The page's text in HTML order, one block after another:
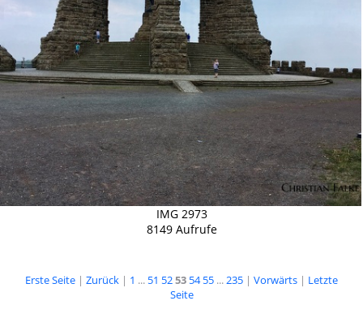
IMG 2973
8149 Aufrufe
Erste Seite | Zurück | 1 ... 51 5253 54 55 ...235 | Vorwärts | Letzte
Seite